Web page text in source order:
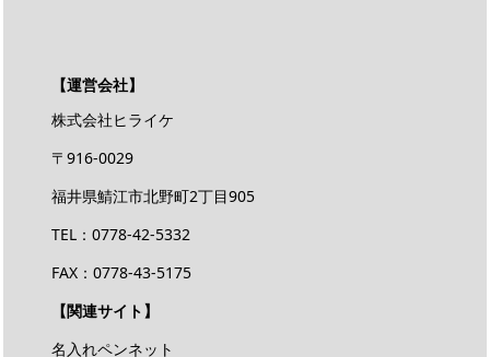
【運営会社】
株式会社ヒライケ
〒916-0029
福井県鯖江市北野町2丁目905
TEL：0778-42-5332
FAX：0778-43-5175
【関連サイト】
名入れペンネット